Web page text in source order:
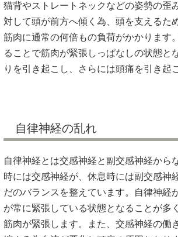
猫背やストレートネックなどの姿勢の歪
対して頭が前方へ傾く為、頭を支えるた
筋肉に通常の何倍もの負荷がかかります
ることで筋肉が緊張しっぱなしの状態と
りを引き起こし、さらには頭痛を引き起
自律神経の乱れ
自律神経とは交感神経と副交感神経から
時には交感神経が、休息時には副交感神
だのバランスを整えています。自律神経
が常に緊張している状態となることが多
筋肉が緊張します。また、交感神経の働